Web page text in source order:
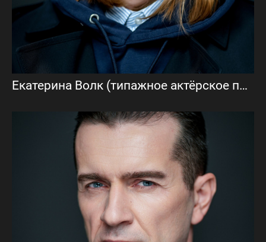
Екатерина Волк (типажное актёрское портфолио)